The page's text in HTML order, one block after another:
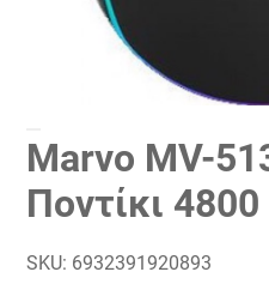
Marvo MV-
Ποντίκι
SKU: 6932391920893